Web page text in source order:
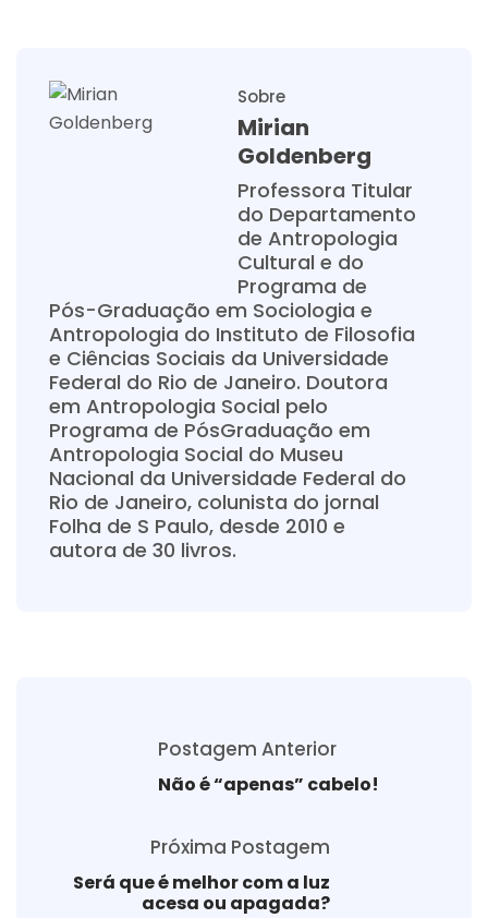
Sobre
Mirian
Goldenberg
Professora Titular
do Departamento
de Antropologia
Cultural e do
Programa de
Pós-Graduação em Sociologia e
Antropologia do Instituto de Filosofia
e Ciências Sociais da Universidade
Federal do Rio de Janeiro. Doutora
em Antropologia Social pelo
Programa de PósGraduação em
Antropologia Social do Museu
Nacional da Universidade Federal do
Rio de Janeiro, colunista do jornal
Folha de S Paulo, desde 2010 e
autora de 30 livros.
Postagem Anterior
Não é “apenas” cabelo!
Próxima Postagem
Será que é melhor com a luz
acesa ou apagada?